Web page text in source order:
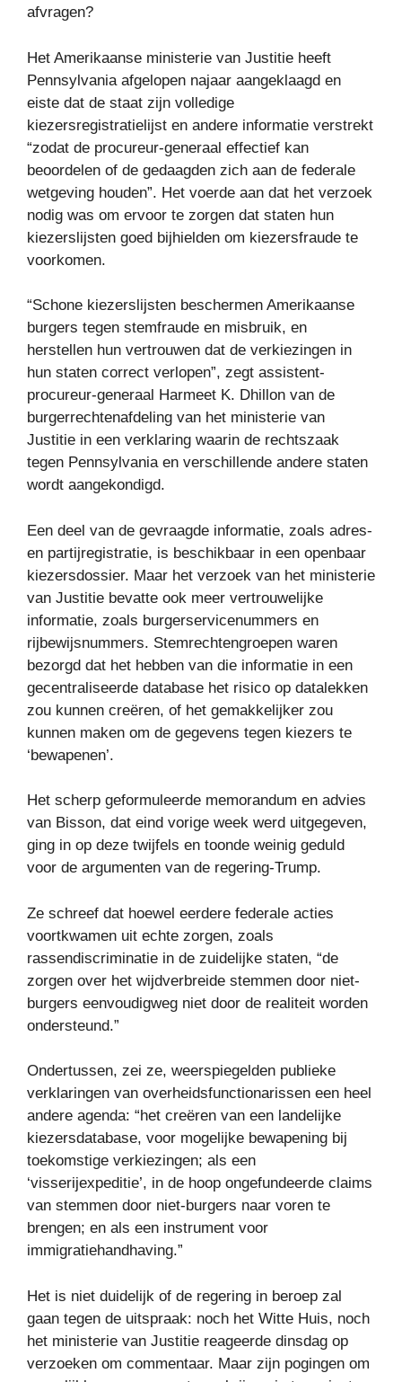
afvragen?
Het Amerikaanse ministerie van Justitie heeft
Pennsylvania afgelopen najaar aangeklaagd en
eiste dat de staat zijn volledige
kiezersregistratielijst en andere informatie verstrekt
“zodat de procureur-generaal effectief kan
beoordelen of de gedaagden zich aan de federale
wetgeving houden”. Het voerde aan dat het verzoek
nodig was om ervoor te zorgen dat staten hun
kiezerslijsten goed bijhielden om kiezersfraude te
voorkomen.
“Schone kiezerslijsten beschermen Amerikaanse
burgers tegen stemfraude en misbruik, en
herstellen hun vertrouwen dat de verkiezingen in
hun staten correct verlopen”, zegt assistent-
procureur-generaal Harmeet K. Dhillon van de
burgerrechtenafdeling van het ministerie van
Justitie in een verklaring waarin de rechtszaak
tegen Pennsylvania en verschillende andere staten
wordt aangekondigd.
Een deel van de gevraagde informatie, zoals adres-
en partijregistratie, is beschikbaar in een openbaar
kiezersdossier. Maar het verzoek van het ministerie
van Justitie bevatte ook meer vertrouwelijke
informatie, zoals burgerservicenummers en
rijbewijsnummers. Stemrechtengroepen waren
bezorgd dat het hebben van die informatie in een
gecentraliseerde database het risico op datalekken
zou kunnen creëren, of het gemakkelijker zou
kunnen maken om de gegevens tegen kiezers te
‘bewapenen’.
Het scherp geformuleerde memorandum en advies
van Bisson, dat eind vorige week werd uitgegeven,
ging in op deze twijfels en toonde weinig geduld
voor de argumenten van de regering-Trump.
Ze schreef dat hoewel eerdere federale acties
voortkwamen uit echte zorgen, zoals
rassendiscriminatie in de zuidelijke staten, “de
zorgen over het wijdverbreide stemmen door niet-
burgers eenvoudigweg niet door de realiteit worden
ondersteund.”
Ondertussen, zei ze, weerspiegelden publieke
verklaringen van overheidsfunctionarissen een heel
andere agenda: “het creëren van een landelijke
kiezersdatabase, voor mogelijke bewapening bij
toekomstige verkiezingen; als een
‘visserijexpeditie’, in de hoop ongefundeerde claims
van stemmen door niet-burgers naar voren te
brengen; en als een instrument voor
immigratiehandhaving.”
Het is niet duidelijk of de regering in beroep zal
gaan tegen de uitspraak: noch het Witte Huis, noch
het ministerie van Justitie reageerde dinsdag op
verzoeken om commentaar. Maar zijn pogingen om